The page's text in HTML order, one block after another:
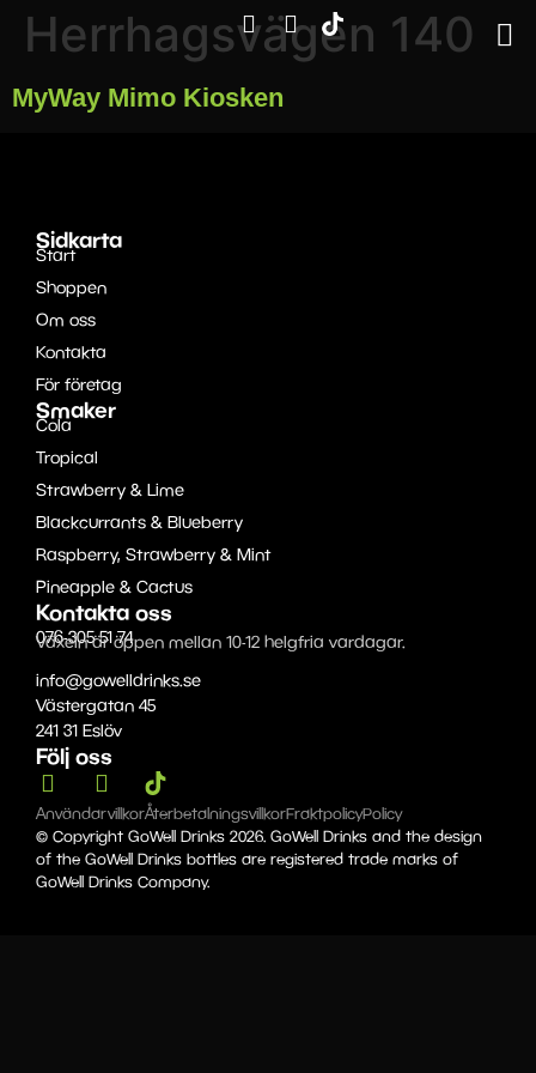
Herrhagsvägen 140
MyWay Mimo Kiosken
Sidkarta
Start
Shoppen
Om oss
Kontakta
För företag
Smaker
Cola
Tropical
Strawberry & Lime
Blackcurrants & Blueberry
Raspberry, Strawberry & Mint
Pineapple & Cactus
Kontakta oss
076-305 51 74
Växeln är öppen mellan 10-12 helgfria vardagar.
info@gowelldrinks.se
Västergatan 45
241 31 Eslöv
Följ oss
AnvändarvillkorÅterbetalningsvillkorFraktpolicyPolicy
© Copyright GoWell Drinks 2026. GoWell Drinks and the design
of the GoWell Drinks bottles are registered trade marks of
GoWell Drinks Company.